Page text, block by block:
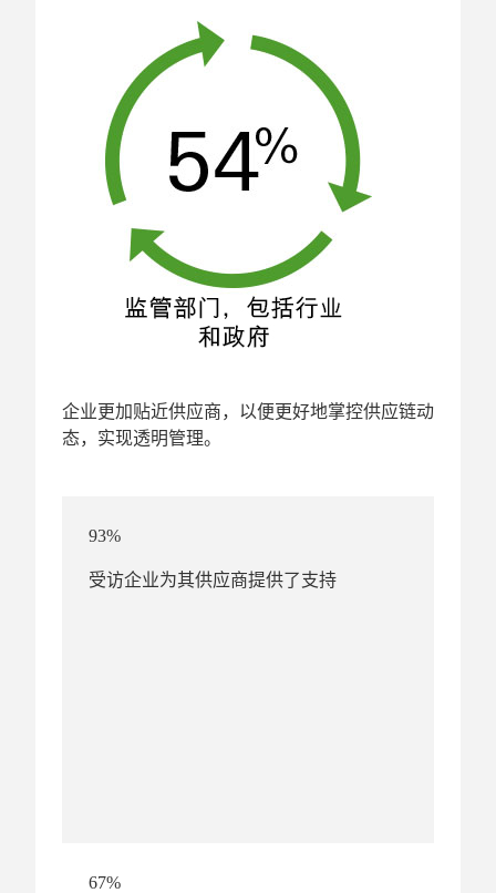
企业更加贴近供应商，以便更好地掌控供应链动
态，实现透明管理。
93%
受访企业为其供应商提供了支持
67%